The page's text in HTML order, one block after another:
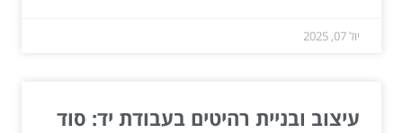
יול 07, 2025
עיצוב ובניית רהיטים בעבודת יד: סוד